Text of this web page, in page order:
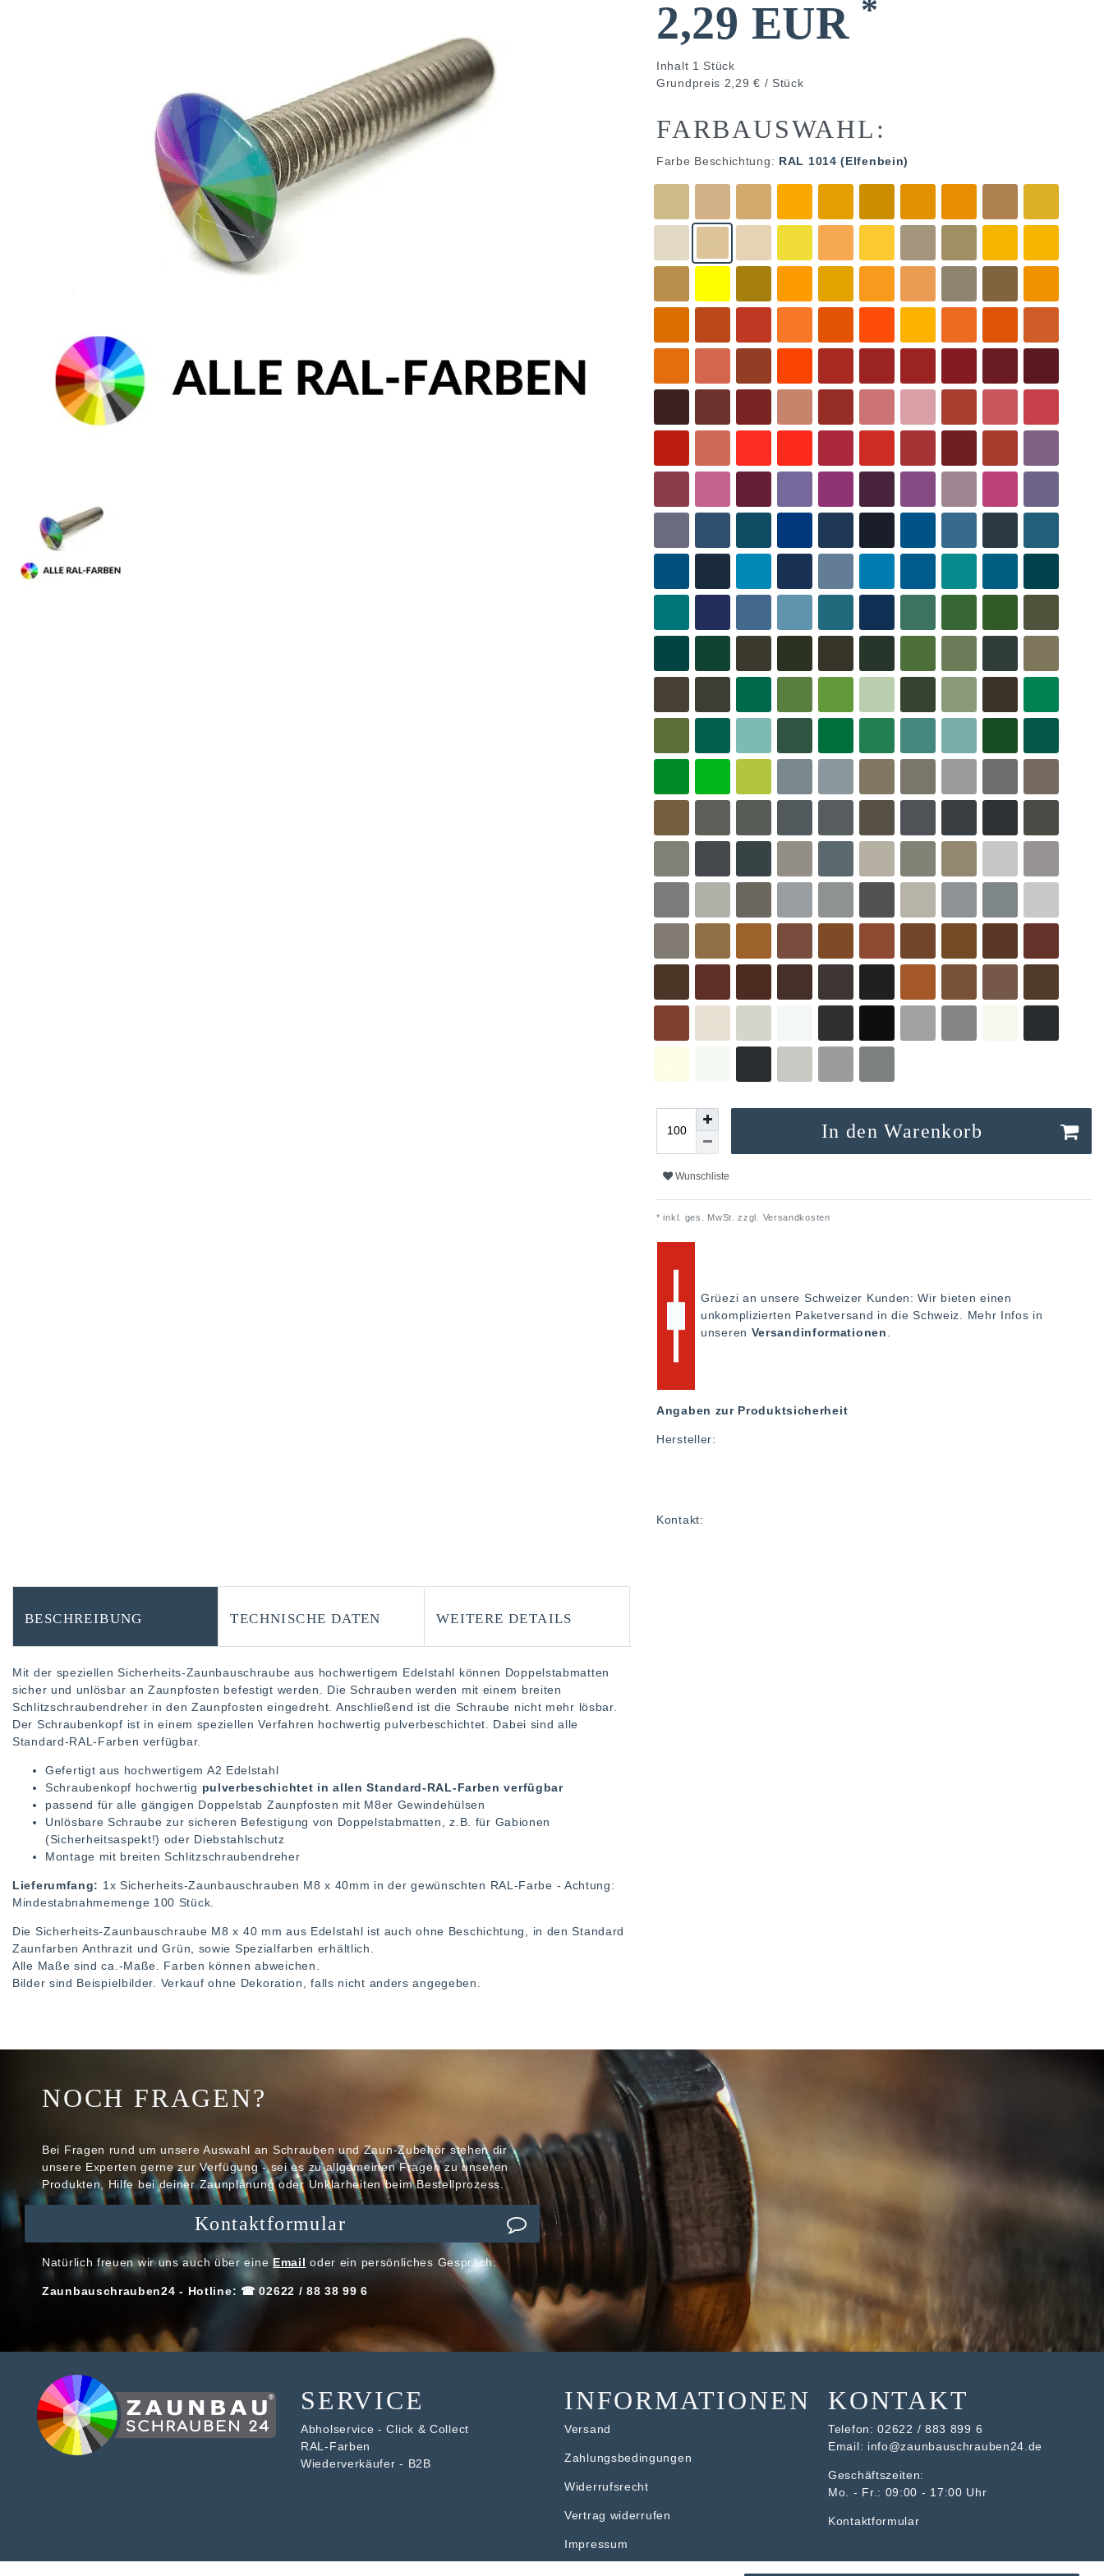
2,29 EUR *
Inhalt 1 Stück
Grundpreis 2,29 € / Stück
FARBAUSWAHL:
Farbe Beschichtung: RAL 1014 (Elfenbein)
In den Warenkorb
Wunschliste
* inkl. ges. MwSt. zzgl. Versandkosten
Grüezi an unsere Schweizer Kunden: Wir bieten einen
unkomplizierten Paketversand in die Schweiz. Mehr Infos in
unseren Versandinformationen
Angaben zur Produktsicherheit
Hersteller:
Kontakt:
BESCHREIBUNG TECHNISCHE DATEN WEITERE DETAILS
Mit der speziellen Sicherheits-Zaunbauschraube aus hochwertigem Edelstahl können Doppelstabmatten
sicher und unlösbar an Zaunpfosten befestigt werden. Die Schrauben werden mit einem breiten
Schlitzschraubendreher in den Zaunpfosten eingedreht. Anschließend ist die Schraube nicht mehr lösbar.
Der Schraubenkopf ist in einem speziellen Verfahren hochwertig pulverbeschichtet. Dabei sind alle
Standard-RAL-Farben verfügbar.
Gefertigt aus hochwertigem A2 Edelstahl
Schraubenkopf hochwertig pulverbeschichtet in allen Standard-RAL-Farben verfügbar
passend für alle gängigen Doppelstab Zaunpfosten mit M8er Gewindehülsen
Unlösbare Schraube zur sicheren Befestigung von Doppelstabmatten, z.B. für Gabionen
(Sicherheitsaspekt!) oder Diebstahlschutz
Montage mit breiten Schlitzschraubendreher
Lieferumfang: 1x Sicherheits-Zaunbauschrauben M8 x 40mm in der gewünschten RAL-Farbe - Achtung:
Mindestabnahmemenge 100 Stück.
Die Sicherheits-Zaunbauschraube M8 x 40 mm aus Edelstahl ist auch ohne Beschichtung, in den Standard
Zaunfarben Anthrazit und Grün, sowie Spezialfarben erhältlich.
Alle Maße sind ca.-Maße. Farben können abweichen.
Bilder sind Beispielbilder. Verkauf ohne Dekoration, falls nicht anders angegeben.
NOCH FRAGEN?
Bei Fragen rund um unsere Auswahl an Schrauben und Zaun-Zubehör stehen dir
unsere Experten gerne zur Verfügung - sei es zu allgemeinen Fragen zu unseren
Produkten, Hilfe bei deiner Zaunplanung oder Unklarheiten beim Bestellprozess.
Kontaktformular
Natürlich freuen wir uns auch über eine Email oder ein persönliches Gespräch:
Zaunbauschrauben24 - Hotline: ☎ 02622 / 88 38 99 6
SERVICE
Abholservice - Click & Collect
RAL-Farben
Wiederverkäufer - B2B
INFORMATIONEN
Versand
Zahlungsbedingungen
Widerrufsrecht
Vertrag widerrufen
Impressum
KONTAKT
Telefon:02622 / 883 899 6
Email: info@zaunbauschrauben24.de
Geschäftszeiten:
Mo. - Fr.: 09:00 - 17:00 Uhr
Kontaktformular